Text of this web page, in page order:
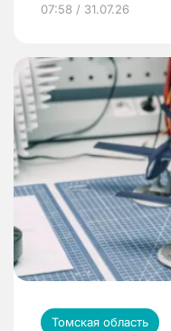
07:58 / 31.07.26
Томская область